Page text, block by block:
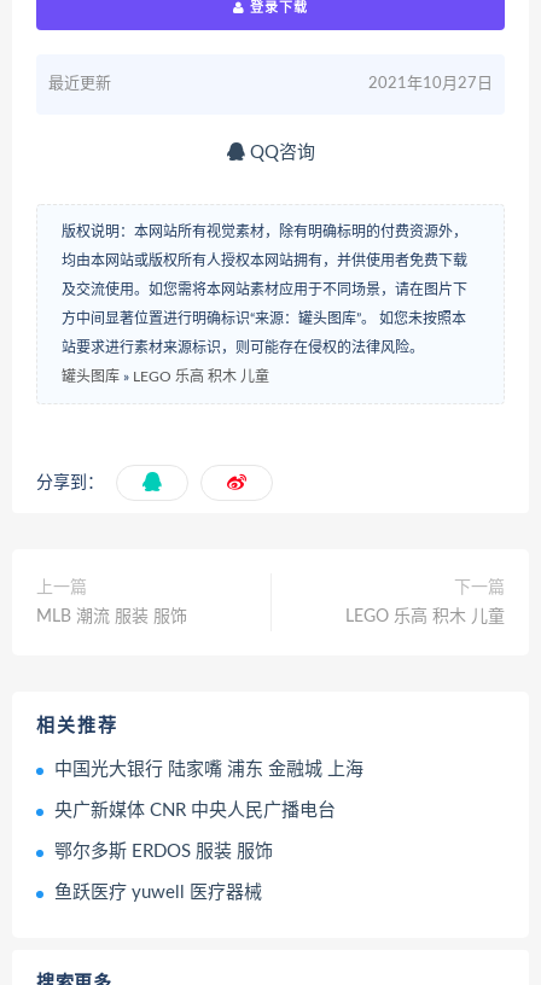
登录下载
最近更新 2021年10月27日
QQ咨询
版权说明：本网站所有视觉素材，除有明确标明的付费资源外，
均由本网站或版权所有人授权本网站拥有，并供使用者免费下载
及交流使用。如您需将本网站素材应用于不同场景，请在图片下
方中间显著位置进行明确标识“来源：罐头图库”。 如您未按照本
站要求进行素材来源标识，则可能存在侵权的法律风险。
罐头图库 » LEGO 乐高 积木 儿童
分享到：
上一篇
MLB 潮流 服装 服饰
下一篇
LEGO 乐高 积木 儿童
相关推荐
中国光大银行 陆家嘴 浦东 金融城 上海
央广新媒体 CNR 中央人民广播电台
鄂尔多斯 ERDOS 服装 服饰
鱼跃医疗 yuwell 医疗器械